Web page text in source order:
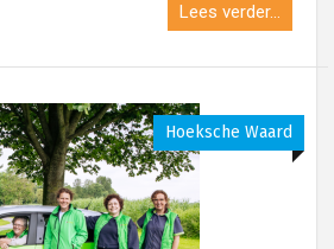
Lees verder...
Hoeksche Waard